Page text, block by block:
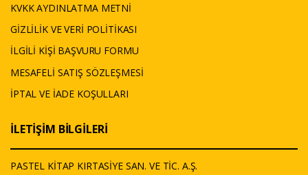
KVKK AYDINLATMA METNİ
GİZLİLİK VE VERİ POLİTİKASI
İLGİLİ KİŞİ BAŞVURU FORMU
MESAFELİ SATIŞ SÖZLEŞMESİ
İPTAL VE İADE KOŞULLARI
İLETİŞİM BİLGİLERİ
PASTEL KİTAP KIRTASİYE SAN. VE TİC. A.Ş.